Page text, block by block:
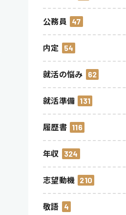
公務員 47
内定 54
就活の悩み 62
就活準備 131
履歴書 116
年収 324
志望動機 210
敬語 4